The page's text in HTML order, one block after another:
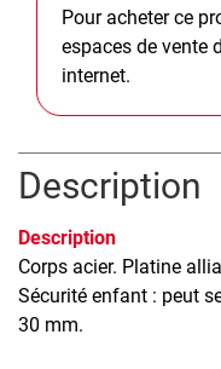
Pour acheter ce
espaces de vente
internet.
Description
Description
Corps acier. Platine
Sécurité enfant : peut
30 mm.